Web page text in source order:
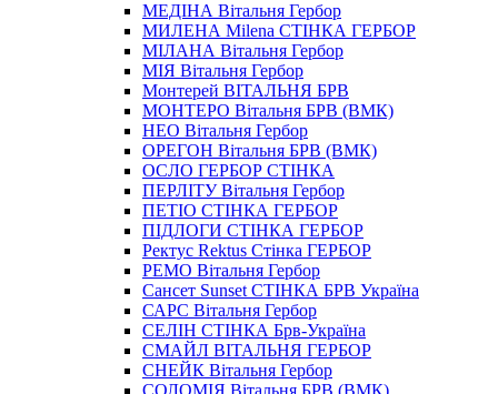
МЕДІНА Вітальня Гербор
МИЛЕНА Milena СТІНКА ГЕРБОР
МІЛАНА Вітальня Гербор
МІЯ Вітальня Гербор
Монтерей ВІТАЛЬНЯ БРВ
МОНТЕРО Вітальня БРВ (ВМК)
НЕО Вітальня Гербор
ОРЕГОН Вітальня БРВ (ВМК)
ОСЛО ГЕРБОР СТІНКА
ПЕРЛІТУ Вітальня Гербор
ПЕТІО СТІНКА ГЕРБОР
ПІДЛОГИ СТІНКА ГЕРБОР
Ректус Rektus Стінка ГЕРБОР
РЕМО Вітальня Гербор
Сансет Sunset СТІНКА БРВ Україна
САРС Вітальня Гербор
СЕЛІН СТІНКА Брв-Україна
СМАЙЛ ВІТАЛЬНЯ ГЕРБОР
СНЕЙК Вітальня Гербор
СОЛОМIЯ Вітальня БРВ (ВМК)